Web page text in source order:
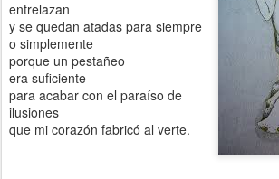
entrelazan
y se quedan atadas para siempre
o simplemente
porque un pestañeo
era suficiente
para acabar con el paraíso de
ilusiones
que mi corazón fabricó al verte.